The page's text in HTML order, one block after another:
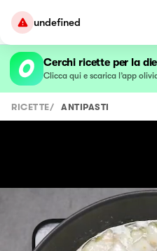
undefined
Cerchi ricette per la
Clicca qui e scarica l’app
RICETTE/ ANTIPASTI